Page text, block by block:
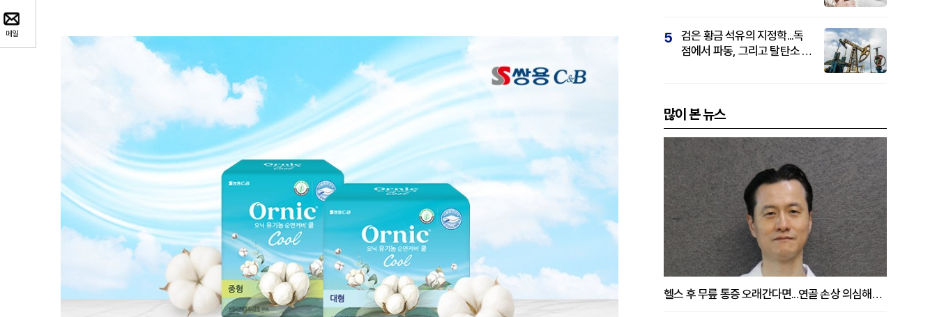
메일 5
검은 황금 석유의 지정학...독
점에서 파동, 그리고 탈탄소 패
많이 본 뉴스
헬스 후 무릎 통증 오래간다면...연골 손상 의심해야 [김상범 원장 칼럼]